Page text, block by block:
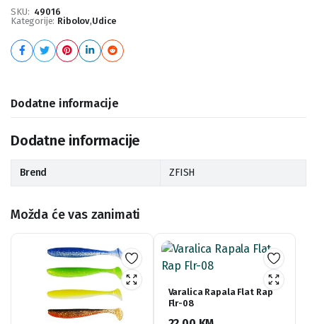
SKU: 49016
Kategorije: Ribolov,Udice
Dodatne informacije
Dodatne informacije
Brend ZFISH
Možda će vas zanimati
Varalica Rapala Flat Rap
Flr-08